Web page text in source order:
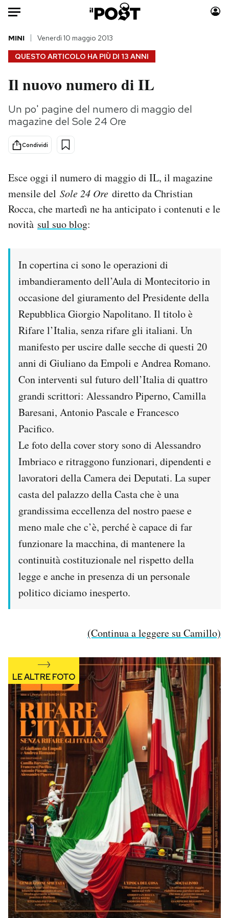
HOME
Italia
Politica
Internet
Cultura
Economia
Sport
Moda
Consumismi
Europa
Altrecose
Mondiali calcio 2026
NEWSLETTER
I MIEI PREFERITI
SHOP
CALENDARIO
AREA PERSONALE
Area Personale
Notifiche mobile
Regala il Post
Hai bisogno di aiuto?
Esci
QUESTO ARTICOLO HA PIÙ DI 13 ANNI
MINI Venerdì 10 maggio 2013
Il nuovo numero di IL
Un po' pagine del numero di maggio del
magazine del Sole 24 Ore
Condividi
Esce oggi il numero di maggio di IL, il magazine
mensile del Sole 24 Ore diretto da Christian
Rocca, che martedì ne ha anticipato i contenuti e le
novità sul suo blog:
In copertina ci sono le operazioni di
imbandieramento dell’Aula di Montecitorio in
occasione del giuramento del Presidente della
Repubblica Giorgio Napolitano. Il titolo è
Rifare l’Italia, senza rifare gli italiani. Un
manifesto per uscire dalle secche di questi 20
anni di Giuliano da Empoli e Andrea Romano.
Con interventi sul futuro dell’Italia di quattro
grandi scrittori: Alessandro Piperno, Camilla
Baresani, Antonio Pascale e Francesco
Pacifico.
Le foto della cover story sono di Alessandro
Imbriaco e ritraggono funzionari, dipendenti e
lavoratori della Camera dei Deputati. La super
casta del palazzo della Casta che è una
grandissima eccellenza del nostro paese e
meno male che c’è, perché è capace di far
funzionare la macchina, di mantenere la
continuità costituzionale nel rispetto della
legge e anche in presenza di un personale
politico diciamo inesperto.
(Continua a leggere su Camillo)